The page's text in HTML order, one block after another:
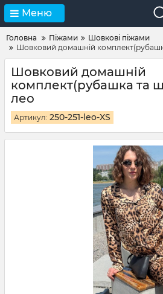
Меню
Головна Піжами
Шовкові піжами
Шовковий домашній
Шовковий домашній
комплект(рубашка та
лео
Артикул: 250-251-leo-XS